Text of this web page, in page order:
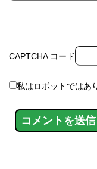
CAPTCHA コード
私はロボットではあ